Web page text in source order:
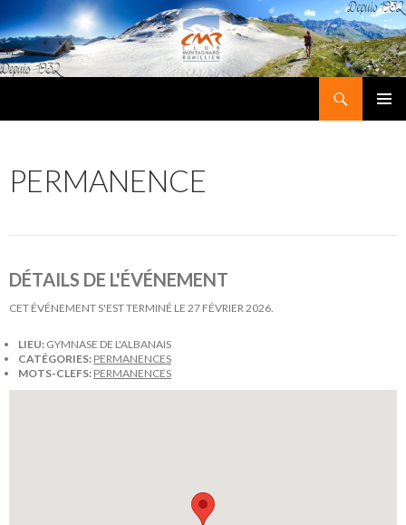
PERMANENCE
DÉTAILS DE L'ÉVÉNEMENT
CET ÉVÉNEMENT S'EST TERMINÉ LE 27 FÉVRIER 2026.
LIEU: GYMNASE DE L'ALBANAIS
CATÉGORIES: PERMANENCES
MOTS-CLEFS: PERMANENCES